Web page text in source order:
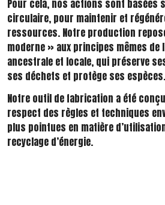
Pour cela, nos actions sont basées
circulaire, pour maintenir et
ressources. Notre production
moderne » aux principes mêmes de
ancestrale et locale, qui préserve
ses déchets et protège ses espèces.
Notre outil de fabrication a été
respect des règles et techniques
plus pointues en matière
recyclage d’énergie.